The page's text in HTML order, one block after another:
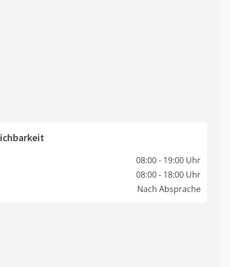
08:00 - 19:00 Uhr
08:00 - 18:00 Uhr
Nach Absprache